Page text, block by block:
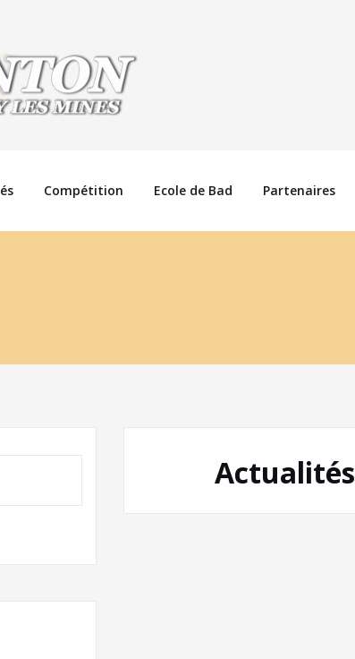
Compétition Ecole de Bad Partenaires
Actualités